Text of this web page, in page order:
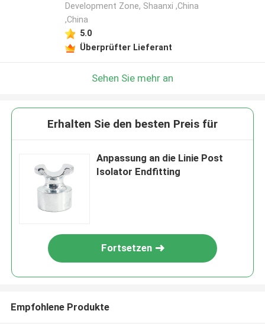
Development Zone, Shaanxi ,China
,China
5.0
Überprüfter Lieferant
Sehen Sie mehr an
Erhalten Sie den besten Preis für
Anpassung an die Linie Post
Isolator Endfitting
Fortsetzen
Empfohlene Produkte